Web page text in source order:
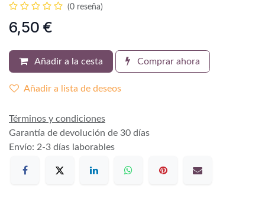
(0 reseña)
6,50 €
Añadir a la cesta Comprar ahora
Añadir a lista de deseos
Términos y condiciones
Garantía de devolución de 30 días
Envío: 2-3 días laborables